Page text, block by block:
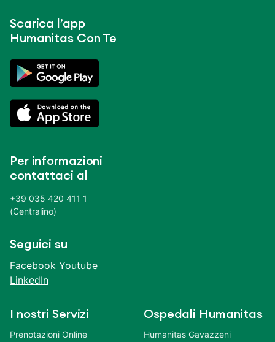
Scarica l’app
Humanitas Con Te
Per informazioni
contattaci al
+39 035 420 411 1
(Centralino)
Seguici su
Facebook Youtube
LinkedIn
I nostri Servizi
Prenotazioni Online
Ospedali Humanitas
Humanitas Gavazzeni